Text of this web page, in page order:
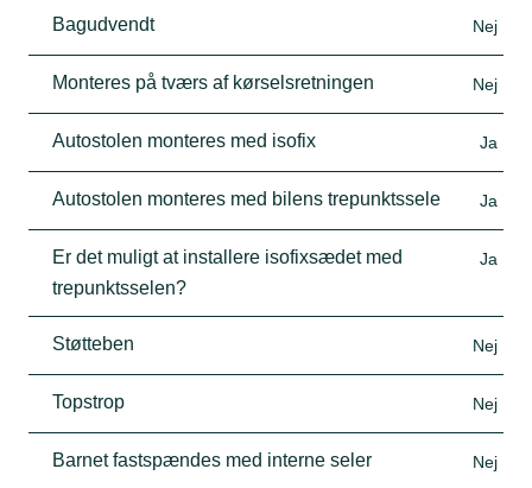
Bagudvendt Nej
Monteres på tværs af kørselsretningen Nej
Autostolen monteres med isofix Ja
Autostolen monteres med bilens trepunktssele Ja
Er det muligt at installere isofixsædet med
trepunktsselen?
Ja
Støtteben Nej
Topstrop Nej
Barnet fastspændes med interne seler Nej